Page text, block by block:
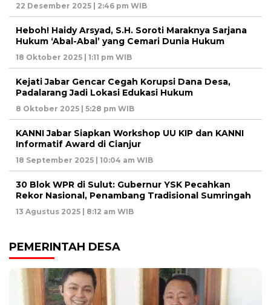
22 Desember 2025 | 2:46 pm WIB
Heboh! Haidy Arsyad, S.H. Soroti Maraknya Sarjana
Hukum ‘Abal-Abal’ yang Cemari Dunia Hukum
18 Oktober 2025 | 1:11 pm WIB
Kejati Jabar Gencar Cegah Korupsi Dana Desa,
Padalarang Jadi Lokasi Edukasi Hukum
8 Oktober 2025 | 5:28 pm WIB
KANNI Jabar Siapkan Workshop UU KIP dan KANNI
Informatif Award di Cianjur
18 September 2025 | 10:04 am WIB
30 Blok WPR di Sulut: Gubernur YSK Pecahkan
Rekor Nasional, Penambang Tradisional Sumringah
13 Agustus 2025 | 8:12 am WIB
PEMERINTAH DESA